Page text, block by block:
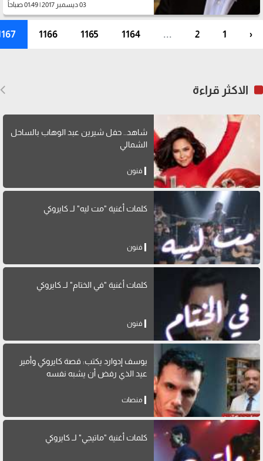
03 ديسمبر 2017 | 01:49 صباحاً
‹
1
2
...
1164
1165
1166
الاكثر قراءة
شاهد.. حفل شيرين عبد الوهاب بالساحل
الشمالي
فنون
كلمات أغنية "مت ليه" لــ كايروكي
فنون
كلمات أغنية "في الختام" لــ كايروكي
فنون
يوسف إدوارد يكتب: قصة كايروكي وأمير
عيد الذي رفض أن يشبه نفسه
منصات
كلمات أغنية "ماتيجي" لــ كايروكي